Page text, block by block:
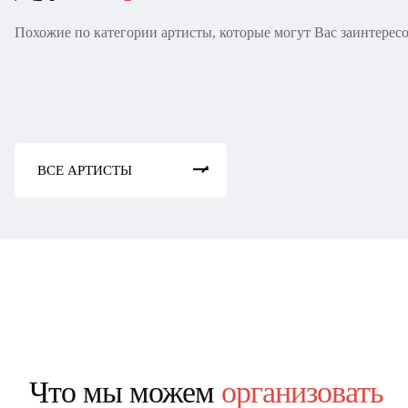
Похожие по категории артисты, которые могут Вас
Magnetic Fantasy
Эра Вьёара
ВСЕ АРТИСТЫ
Что мы можем организовать